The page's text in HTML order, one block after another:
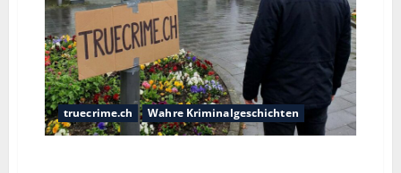
truecrime.ch Wahre Kriminalgeschichten